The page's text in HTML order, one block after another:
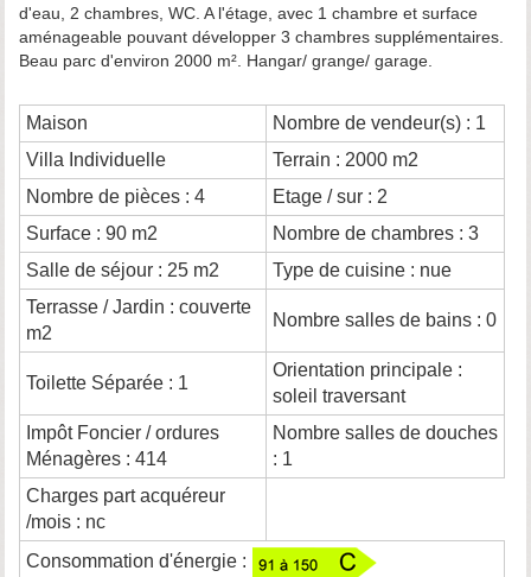
d'eau, 2 chambres, WC. A l'étage, avec 1 chambre et surface
aménageable pouvant développer 3 chambres supplémentaires.
Beau parc d'environ 2000 m². Hangar/ grange/ garage.
Maison
Nombre de vendeur(s) : 1
Villa Individuelle
Terrain : 2000 m2
Nombre de pièces : 4
Etage / sur : 2
Surface : 90 m2
Nombre de chambres : 3
Salle de séjour : 25 m2
Type de cuisine : nue
Terrasse / Jardin : couverte
m2
Nombre salles de bains : 0
Toilette Séparée : 1
Orientation principale :
soleil traversant
Impôt Foncier / ordures
Ménagères : 414
Nombre salles de douches
: 1
Charges part acquéreur
/mois : nc
Consommation d'énergie :